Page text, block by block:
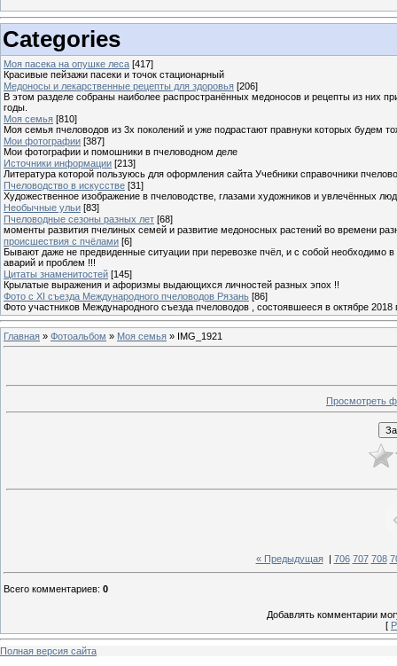
Categories
Моя пасека на опушке леса [417]
Красивые пейзажи пасеки и точок стационарный
Медоносы и лекарственные рецепты для здоровья [206]
В этом разделе собраны наиболее распространённых медоносов и рецепты из них
годы.
Моя семья [810]
Моя семья пчеловодов из 3х поколений и уже подрастают правнуки которых будем
Мои фотографии [387]
Мои фотографии и помошники в пчеловодном деле
Источники информации [213]
Литература которой пользуюсь для оформления сайта Учебники справочники
Пчеловодство в искусстве [31]
Художественное изображение в пчеловодстве, глазами художников и увлечённых
Необычные ульи [83]
Пчеловодные сезоны разных лет [68]
моменты развития пчелиных семей и развитие медоносных растений во времени
происшествия с пчёлами [6]
Бывают даже не предвиденные ситуации при перевозке пчёл, и с собой необходимо
аварий и проблем !!!
Цитаты знаменитостей [145]
Крылатые выражения и афоризмы выдающихся личностей разных эпох !!
Фото с XI съезда Международного пчеловодов Рязань [86]
Фото участников Международного съезда пчеловодов , состоявшееся в октябре 2018
Главная » Фотоальбом » Моя семья » IMG_1921
Просмотреть
« Предыдущая| 706 707 708
Всего комментариев: 0
Добавлять комментарии
[
Полная версия сайта